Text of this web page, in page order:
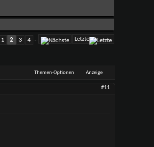
1 2 3 4 ... Letzte
Themen-Optionen Anzeige
#11